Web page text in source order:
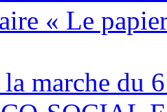
« Le
marche du